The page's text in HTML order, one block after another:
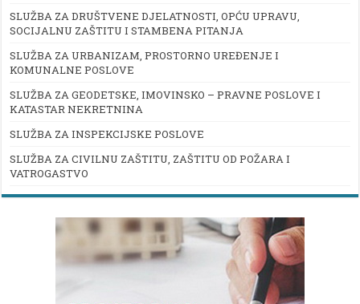
SLUŽBA ZA DRUŠTVENE DJELATNOSTI, OPĆU UPRAVU,
SOCIJALNU ZAŠTITU I STAMBENA PITANJA
SLUŽBA ZA URBANIZAM, PROSTORNO UREĐENJE I
KOMUNALNE POSLOVE
SLUŽBA ZA GEODETSKE, IMOVINSKO – PRAVNE POSLOVE I
KATASTAR NEKRETNINA
SLUŽBA ZA INSPEKCIJSKE POSLOVE
SLUŽBA ZA CIVILNU ZAŠTITU, ZAŠTITU OD POŽARA I
VATROGASTVO